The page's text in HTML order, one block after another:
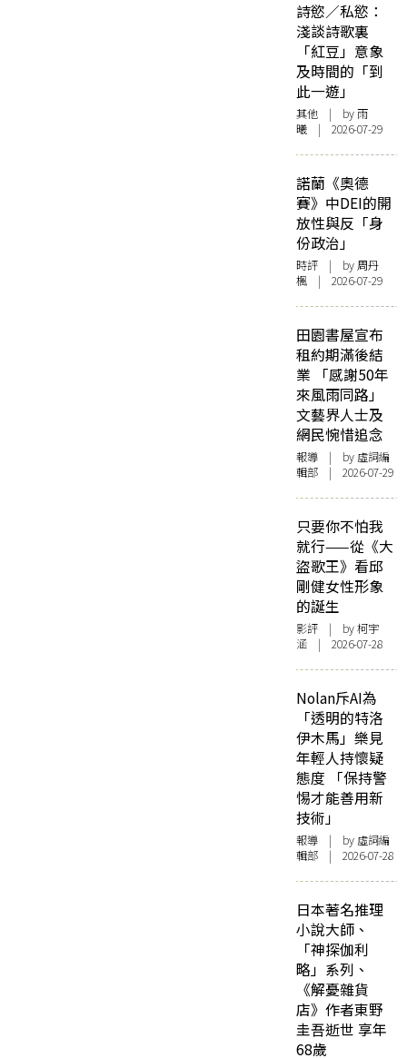
詩慾／私慾：
淺談詩歌裏
「紅豆」意象
及時間的「到
此一遊」
其他 | by 雨
曦 | 2026-07-29
諾蘭《奧德
賽》中DEI的開
放性與反「身
份政治」
時評 | by周丹
楓 | 2026-07-29
田園書屋宣布
租約期滿後結
業 「感謝50年
來風雨同路」
文藝界人士及
網民惋惜追念
報導 | by 虛詞編
輯部 | 2026-07-29
只要你不怕我
就行——從《大
盜歌王》看邱
剛健女性形象
的誕生
影評 | by 柯宇
涵 | 2026-07-28
Nolan斥AI為
「透明的特洛
伊木馬」樂見
年輕人持懷疑
態度 「保持警
惕才能善用新
技術」
報導 | by 虛詞編
輯部 | 2026-07-28
日本著名推理
小說大師、
「神探伽利
略」系列、
《解憂雜貨
店》作者東野
圭吾逝世 享年
68歲